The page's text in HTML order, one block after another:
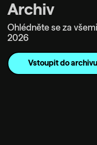
Archiv
Ohlédněte se za
2026
Vstoupit do archivu